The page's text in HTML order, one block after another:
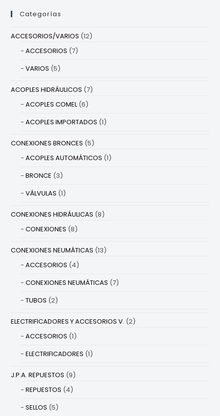
Categorías
ACCESORIOS/VARIOS (12)
ACCESORIOS (7)
VARIOS (5)
ACOPLES HIDRÁULICOS (7)
ACOPLES COMEL(6)
ACOPLES IMPORTADOS (1)
CONEXIONES BRONCES (5)
ACOPLES AUTOMÁTICOS (1)
BRONCE (3)
VÁLVULAS (1)
CONEXIONES HIDRÁULICAS (8)
CONEXIONES (8)
CONEXIONES NEUMÁTICAS (13)
ACCESORIOS (4)
CONEXIONES NEUMÁTICAS (7)
TUBOS (2)
ELECTRIFICADORES Y ACCESORIOS V. (2)
ACCESORIOS (1)
ELECTRIFICADORES (1)
J.P.A. REPUESTOS (9)
REPUESTOS (4)
SELLOS (5)